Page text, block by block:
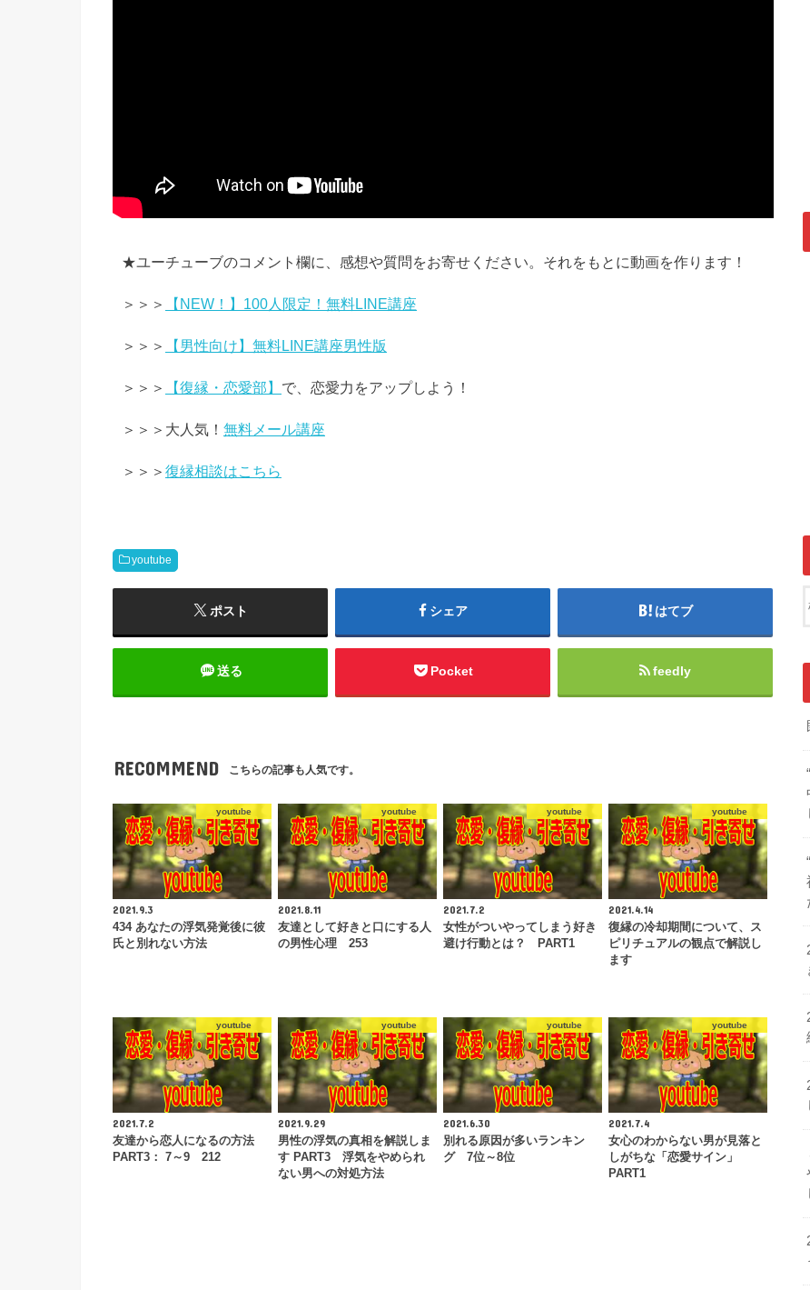
★ユーチューブのコメント欄に、感想や質問をお寄せください。それをもとに動画を作ります！
＞＞＞ 【NEW！】100人限定！無料LINE講座
＞＞＞ 【男性向け】無料LINE講座男性版
＞＞＞ 【復縁・恋愛部】 で、恋愛力をアップしよう！
＞＞＞大人気！ 無料メール講座
＞＞＞ 復縁相談はこちら
youtube
ポスト シェア はてブ
送る Pocket feedly
RECOMMEND こちらの記事も人気です。
youtube
2021.9.3
434 あなたの浮気発覚後に彼
氏と別れない方法
youtube
2021.8.11
友達として好きと口にする人
の男性心理 253
youtube
2021.7.2
女性がついやってしまう好き
避け行動とは？ PART1
youtube
2021.4.14
復縁の冷却期間について、ス
ピリチュアルの観点で解説し
ます
youtube
2021.7.2
友達から恋人になるの方法
PART3： 7～9 212
youtube
2021.9.29
男性の浮気の真相を解説しま
す PART3 浮気をやめられ
ない男への対処方法
youtube
2021.6.30
別れる原因が多いランキン
グ 7位～8位
youtube
2021.7.4
女心のわからない男が見落と
しがちな「恋愛サイン」
PART1